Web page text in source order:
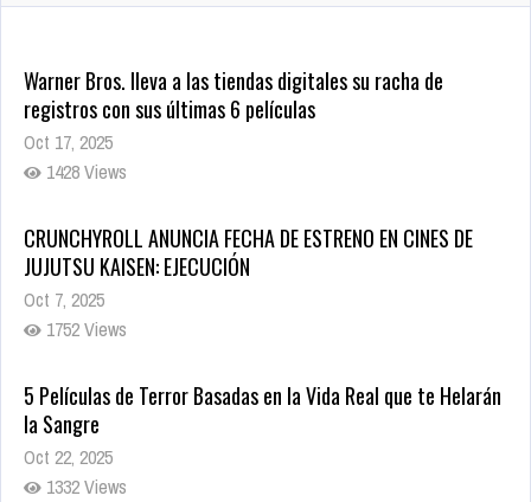
CRUNCHYROLL ANUNCIA FECHA DE ESTRENO EN CINES DE
JUJUTSU KAISEN: EJECUCIÓN
Oct 7, 2025
1752 Views
5 Películas de Terror Basadas en la Vida Real que te Helarán
la Sangre
Oct 22, 2025
1332 Views
Revive el terror: El conjuro 4: Últimos ritos ya está disponible
en tiendas digitales
Oct 20, 2025
1372 Views